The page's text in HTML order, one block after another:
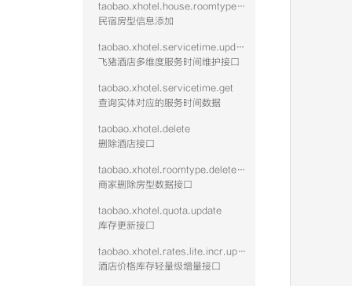
taobao.xhotel.house.roomtype.add
民宿房型信息添加
taobao.xhotel.servicetime.update
飞猪酒店多维度服务时间维护接口
taobao.xhotel.servicetime.get
查询实体对应的服务时间数据
taobao.xhotel.delete
删除酒店接口
taobao.xhotel.roomtype.delete.public
商家删除房型数据接口
taobao.xhotel.quota.update
库存更新接口
taobao.xhotel.rates.lite.incr.update
酒店价格库存轻量级增量接口